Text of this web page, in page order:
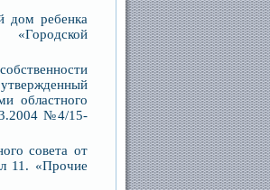
дом ребенка
«Городской
областного
№4/15-
совета от
11. «Прочие